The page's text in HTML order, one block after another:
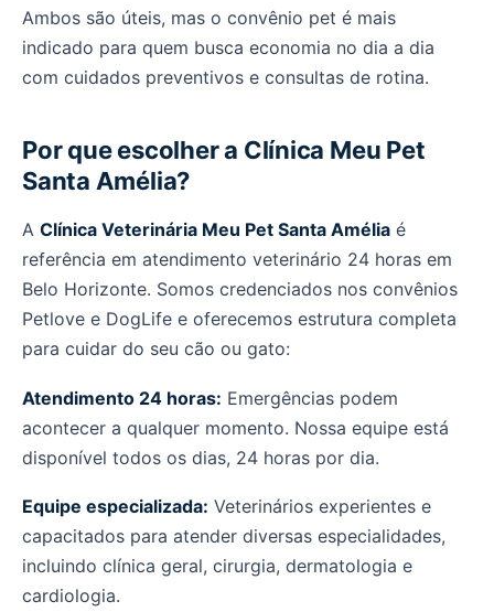
Ambos são úteis, mas o convênio pet é mais
indicado para quem busca economia no dia a dia
com cuidados preventivos e consultas de rotina.
Por que escolher a Clínica Meu Pet
Santa Amélia?
A Clínica Veterinária Meu Pet Santa Amélia é
referência em atendimento veterinário 24 horas em
Belo Horizonte. Somos credenciados nos convênios
Petlove e DogLife e oferecemos estrutura completa
para cuidar do seu cão ou gato:
Atendimento 24 horas: Emergências podem
acontecer a qualquer momento. Nossa equipe está
disponível todos os dias, 24 horas por dia.
Equipe especializada: Veterinários experientes e
capacitados para atender diversas especialidades,
incluindo clínica geral, cirurgia, dermatologia e
cardiologia.